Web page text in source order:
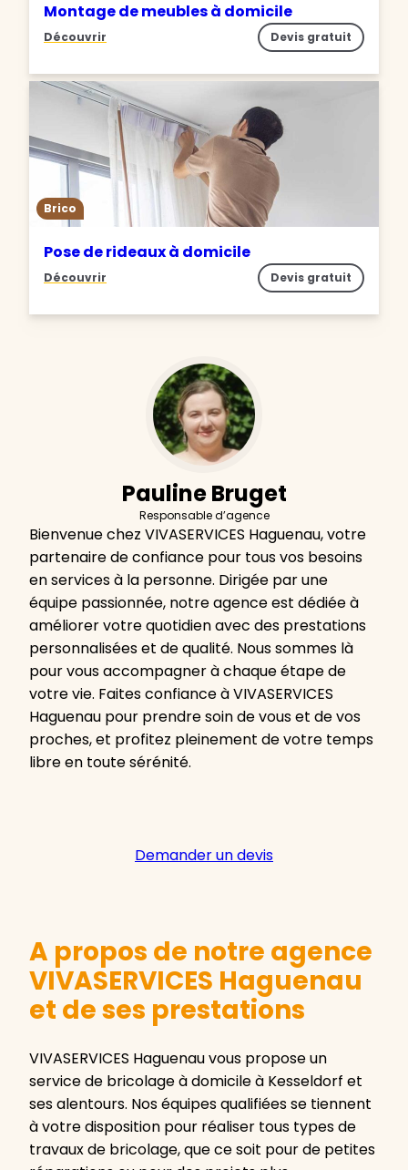
Montage de meubles à domicile
Découvrir Devis gratuit
Brico
Pose de rideaux à domicile
Découvrir Devis gratuit
Pauline Bruget
Responsable d’agence
Bienvenue chez VIVASERVICES Haguenau, votre
partenaire de confiance pour tous vos besoins
en services à la personne. Dirigée par une
équipe passionnée, notre agence est dédiée à
améliorer votre quotidien avec des prestations
personnalisées et de qualité. Nous sommes là
pour vous accompagner à chaque étape de
votre vie. Faites confiance à VIVASERVICES
Haguenau pour prendre soin de vous et de vos
proches, et profitez pleinement de votre temps
libre en toute sérénité.
Demander un devis
A propos de notre agence
VIVASERVICES Haguenau
et de ses prestations
VIVASERVICES Haguenau vous propose un
service de bricolage à domicile à Kesseldorf et
ses alentours. Nos équipes qualifiées se tiennent
à votre disposition pour réaliser tous types de
travaux de bricolage, que ce soit pour de petites